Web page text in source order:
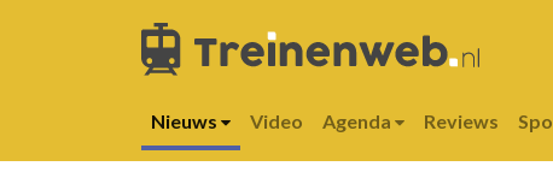
Nieuws Video Agenda Reviews